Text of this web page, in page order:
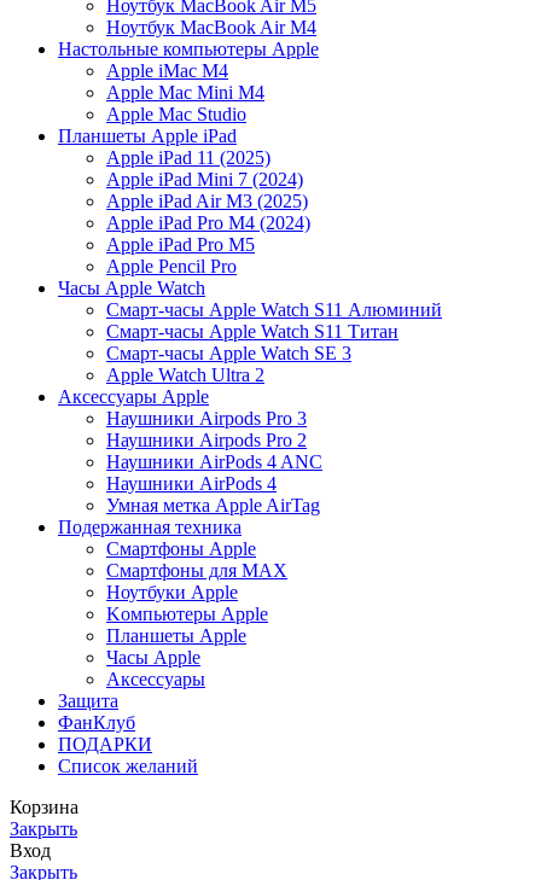
Ноутбук MacBook Air M5
Ноутбук MacBook Air M4
Настольные компьютеры Apple
Apple iMac М4
Apple Mac Mini M4
Apple Mac Studio
Планшеты Apple iPad
Apple iPad 11 (2025)
Apple iPad Mini 7 (2024)
Apple iPad Air M3 (2025)
Apple iPad Pro M4 (2024)
Apple iPad Pro M5
Apple Pencil Pro
Часы Apple Watch
Смарт-часы Apple Watch S11 Алюминий
Смарт-часы Apple Watch S11 Титан
Смарт-часы Apple Watch SE 3
Apple Watch Ultra 2
Аксессуары Apple
Наушники Airpods Pro 3
Наушники Airpods Pro 2
Наушники AirPods 4 ANC
Наушники AirPods 4
Умная метка Apple AirTag
Подержанная техника
Cмартфоны Apple
Смартфоны для MAX
Hоутбуки Apple
Kомпьютеры Apple
Планшеты Apple
Часы Apple
Аксессуары
Защита
ФанКлуб
ПОДАРКИ
Список желаний
Корзина
Закрыть
Вход
Закрыть